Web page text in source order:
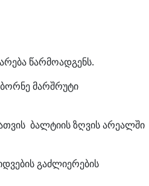
წარმოადგენს.
მარშრუტი
ბალტიის ზღვის არეალში
გაძლიერების